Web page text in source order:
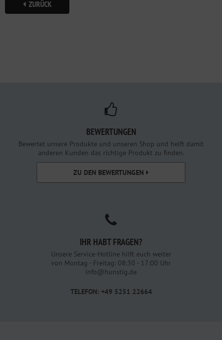
ZURÜCK
BEWERTUNGEN
Bewertet unsere Produkte und unseren Shop und helft damit
anderen Kunden das richtige Produkt zu finden.
ZU DEN BEWERTUNGEN
IHR HABT FRAGEN?
Unsere Service-Hotline hilft euch weiter
von Montag - Freitag: 08:30 - 17:00 Uhr
info@hunstig.de
TELEFON: +49 5251 22664